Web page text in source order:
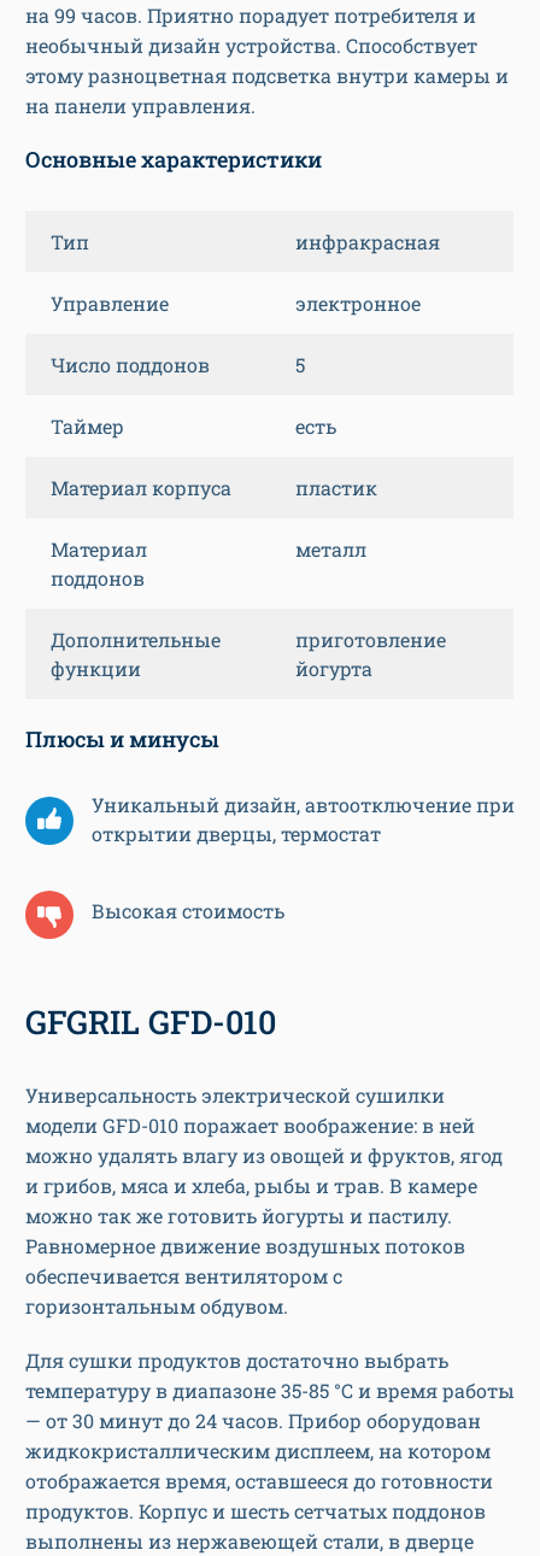
на 99 часов. Приятно порадует потребителя и
необычный дизайн устройства. Способствует
этому разноцветная подсветка внутри камеры и
на панели управления.
Основные характеристики
Тип инфракрасная
Управление электронное
Число поддонов 5
Таймер есть
Материал корпуса пластик
Материал
поддонов
металл
Дополнительные
функции
приготовление
йогурта
Плюсы и минусы
Уникальный дизайн, автоотключение при
открытии дверцы, термостат
Высокая стоимость
GFGRIL GFD-010
Универсальность электрической сушилки
модели GFD-010 поражает воображение: в ней
можно удалять влагу из овощей и фруктов, ягод
и грибов, мяса и хлеба, рыбы и трав. В камере
можно так же готовить йогурты и пастилу.
Равномерное движение воздушных потоков
обеспечивается вентилятором с
горизонтальным обдувом.
Для сушки продуктов достаточно выбрать
температуру в диапазоне 35-85 °С и время работы
— от 30 минут до 24 часов. Прибор оборудован
жидкокристаллическим дисплеем, на котором
отображается время, оставшееся до готовности
продуктов. Корпус и шесть сетчатых поддонов
выполнены из нержавеющей стали, в дверце